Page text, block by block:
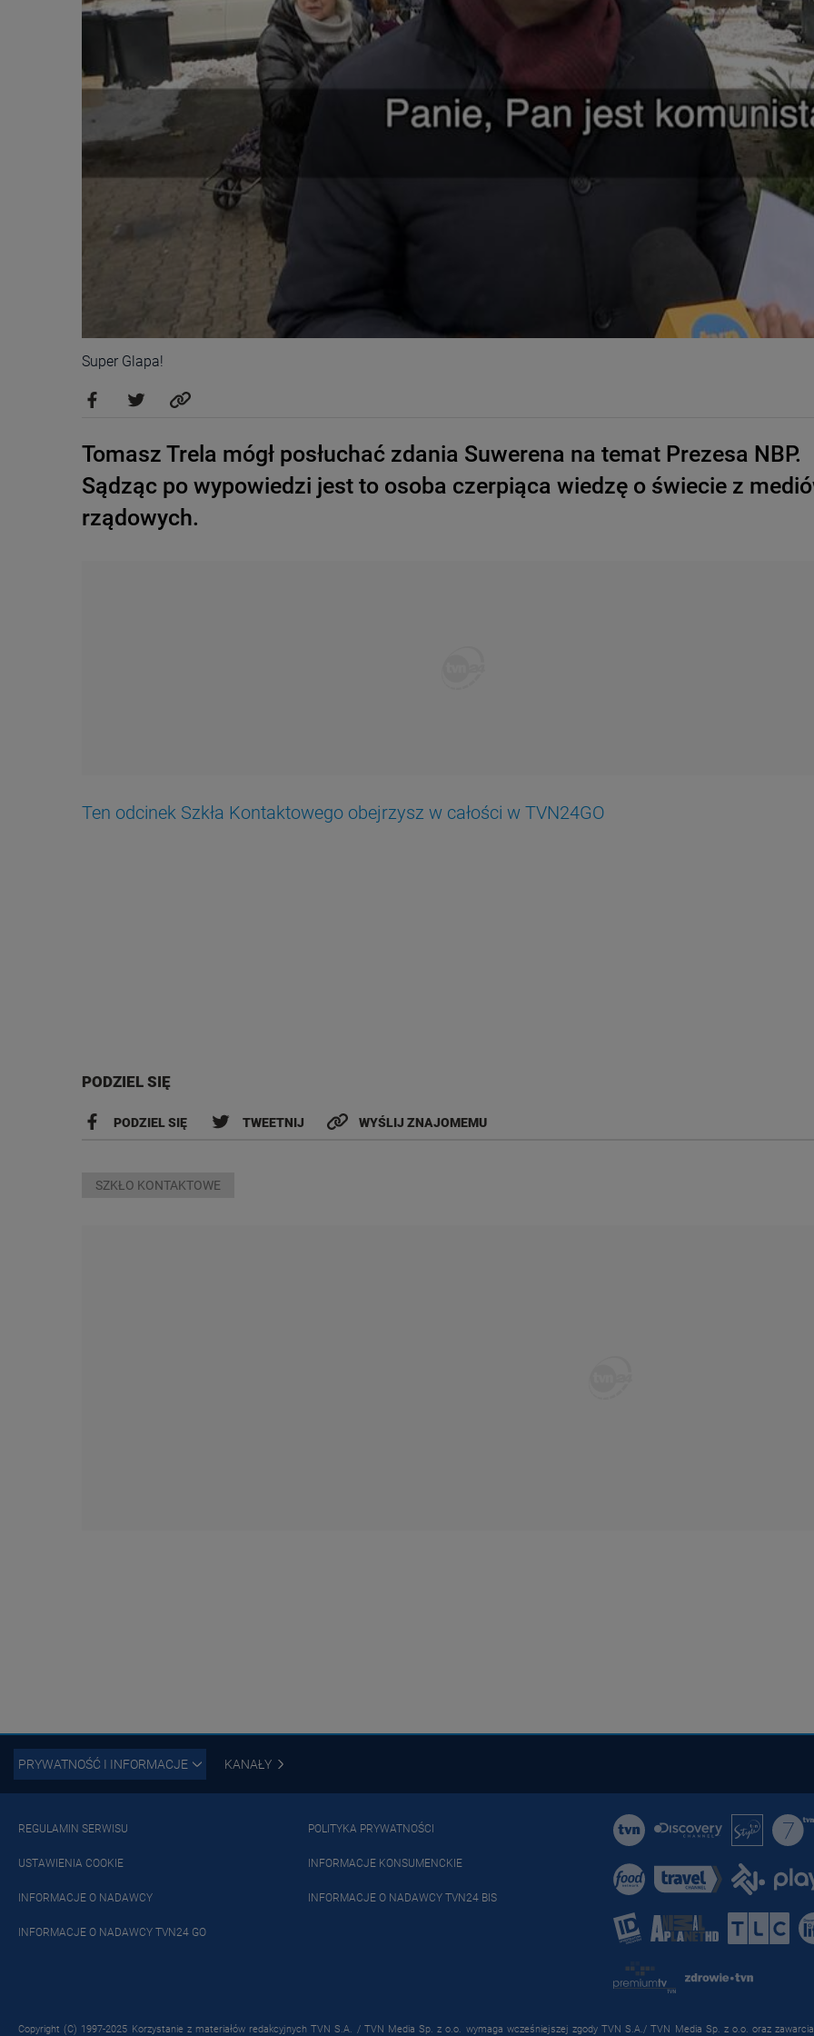
Super Glapa!
Tomasz Trela mógł posłuchać zdania Suwerena na temat Prezesa NBP.
Sądząc po wypowiedzi jest to osoba czerpiąca wiedzę o świecie z
rządowych.
Ten odcinek Szkła Kontaktowego obejrzysz w całości w TVN24GO
PODZIEL SIĘ
PODZIEL SIĘ TWEETNIJ WYŚLIJ ZNAJOMEMU
SZKŁO KONTAKTOWE
PRYWATNOŚĆ I INFORMACJE KANAŁY
REGULAMIN SERWISU POLITYKA PRYWATNOŚCI
USTAWIENIA COOKIE INFORMACJE KONSUMENCKIE
INFORMACJE O NADAWCY INFORMACJE O NADAWCY TVN24 BIS
INFORMACJE O NADAWCY TVN24 GO
Copyright (C) 1997-2025 Korzystanie z materiałów redakcyjnych TVN S.A. / TVN Media Sp. z o.o. wymaga wcześniejszej zgody TVN S.A./ TVN Media Sp. z o.o. oraz